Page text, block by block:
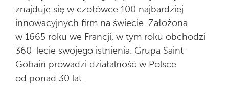
znajduje się w czołówce 100 najbardziej
innowacyjnych firm na świecie. Założona
w 1665 roku we Francji, w tym roku obchodzi
360-lecie swojego istnienia. Grupa Saint-
Gobain prowadzi działalność w Polsce
od ponad 30 lat.